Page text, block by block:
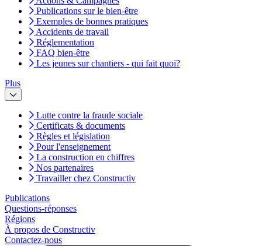
Publications sur le bien-être
Exemples de bonnes pratiques
Accidents de travail
Réglementation
FAQ bien-être
Les jeunes sur chantiers - qui fait quoi?
Plus
Lutte contre la fraude sociale
Certificats & documents
Règles et législation
Pour l'enseignement
La construction en chiffres
Nos partenaires
Travailler chez Constructiv
Publications
Questions-réponses
Régions
À propos de Constructiv
Contactez-nous